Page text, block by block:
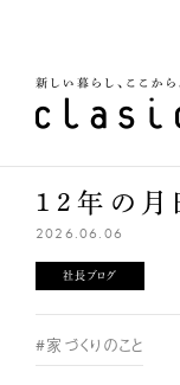
12年の月
2026.06.06
社長ブログ
#家づくりのこと